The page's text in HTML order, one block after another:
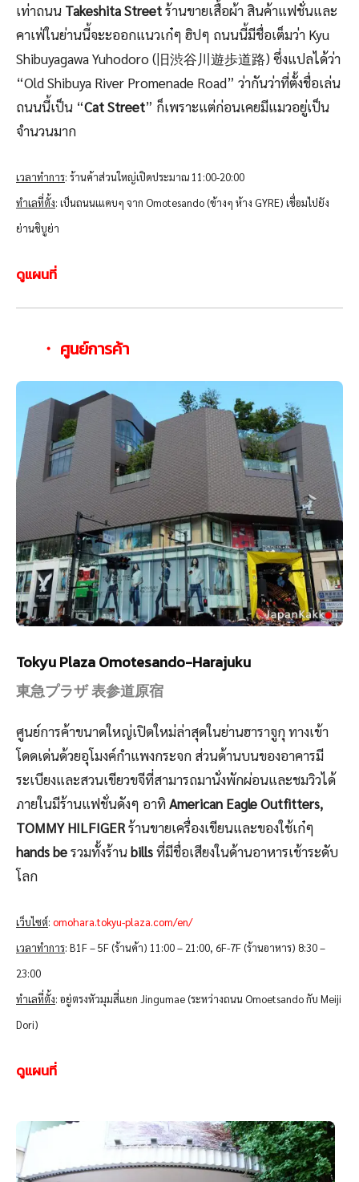
เท่าถนน Takeshita Streetร้านขายเสื้อผ้า สินค้าแฟชั่นและ
คาเฟ่ในย่านนี้จะะออกแนวเก๋ๆ ฮิปๆ ถนนนี้มีชื่อเต็มว่า Kyu
Shibuyagawa Yuhodoro (旧渋谷川遊歩道路) ซึ่งแปลได้ว่า
“OldShibuya River Promenade Road” ว่ากันว่าที่ตั้งชื่อเล่น
ถนนนี้เป็น “Cat Street” ก็เพราะแต่ก่อนเคยมีแมวอยู่เป็น
จำนวนมาก
เวลาทำการ: ร้านค้าส่วนใหญ่เปิดประมาณ 11:00-20:00
ทำเลที่ตั้ง: เป็นถนนเแคบๆ จาก Omotesando (ข้างๆ ห้าง GYRE) เชื่อมไปยัง
ย่านชิบูย่า
ดูแผนที่
・ ศูนย์การค้า
Tokyu Plaza Omotesando-Harajuku
東急プラザ 表参道原宿
ศูนย์การค้าขนาดใหญ่เปิดใหม่ล่าสุดในย่านฮาราจูกุ ทางเข้า
โดดเด่นด้วยอุโมงค์กำแพงกระจก ส่วนด้านบนของอาคารมี
ระเบียงและสวนเขียวขจีที่สามารถมานั่งพักผ่อนและชมวิวได้
ภายในมีร้านแฟชั่นดังๆ อาทิAmerican Eagle Outfitters,
TOMMY HILFIGERร้านขายเครื่องเขียนและของใช้เก๋ๆ
hands beรวมทั้งร้านbillsที่มีชื่อเสียงในด้านอาหารเช้าระดับ
โลก
เว็บไซต์: omohara.tokyu-plaza.com/en/
เวลาทำการ: B1F – 5F (ร้านค้า) 11:00 – 21:00, 6F-7F (ร้านอาหาร) 8:30 –
23:00
ทำเลที่ตั้ง: อยู่ตรงหัวมุมสี่แยก Jingumae (ระหว่างถนน Omoetsando กับ Meiji
Dori)
ดูแผนที่